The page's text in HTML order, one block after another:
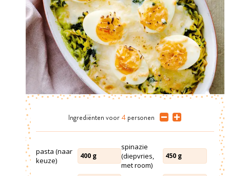
Ingrediënten voor 4 personen
pasta (naar
keuze)
400 g
spinazie
(diepvries,
met room)
450 g